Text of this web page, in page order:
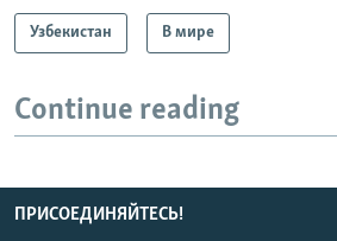
Узбекистан В мире
Continue reading
ПРИСОЕДИНЯЙТЕСЬ!